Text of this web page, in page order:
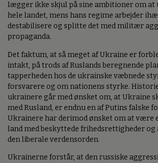
lægger ikke skjul på sine ambitioner om at
hele landet, mens hans regime arbejder
destabilisere og splitte det med militær
propaganda.
Det faktum, at så meget af Ukraine er
intakt, på trods af Ruslands beregnende
tapperheden hos de ukrainske væbnede
forsvarere og om nationens styrke.
ukrainere går med ønsket om, at Ukraine
med Rusland, er endnu en af Putins falske
Ukrainere har derimod ønsket om at være
land med beskyttede frihedsrettigheder og
den liberale verdensorden.
Ukrainerne forstår, at den russiske